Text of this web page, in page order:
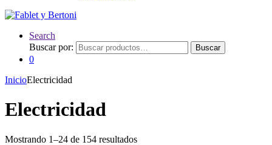
Search
Buscar por:
Buscar
0
InicioElectricidad
Electricidad
Mostrando 1–24 de 154 resultados